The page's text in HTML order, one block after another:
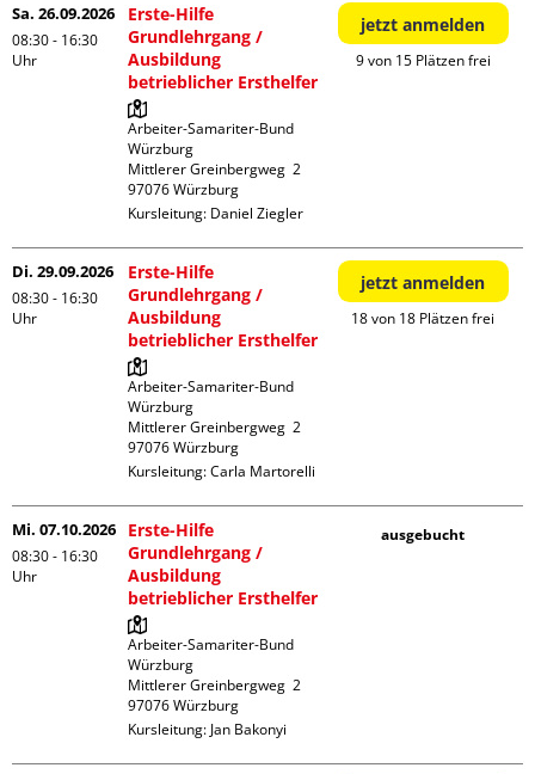
Sa. 26.09.2026
08:30 - 16:30
Uhr
Erste-Hilfe
Grundlehrgang /
Ausbildung
betrieblicher Ersthelfer
Arbeiter-Samariter-Bund
Würzburg
Mittlerer Greinbergweg  2
Kursleitung: Daniel Ziegler
jetzt anmelden
9 von 15 Plätzen frei
Di. 29.09.2026
08:30 - 16:30
Uhr
Erste-Hilfe
Grundlehrgang /
Ausbildung
betrieblicher Ersthelfer
Arbeiter-Samariter-Bund
Würzburg
Mittlerer Greinbergweg  2
Kursleitung:Carla Martorelli
jetzt anmelden
18 von 18 Plätzen frei
Mi. 07.10.2026
08:30 - 16:30
Uhr
Erste-Hilfe
Grundlehrgang /
Ausbildung
betrieblicher Ersthelfer
Arbeiter-Samariter-Bund
Würzburg
Mittlerer Greinbergweg  2
Kursleitung: Jan Bakonyi
ausgebucht